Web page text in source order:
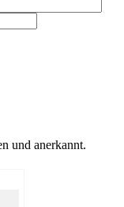
und anerkannt.